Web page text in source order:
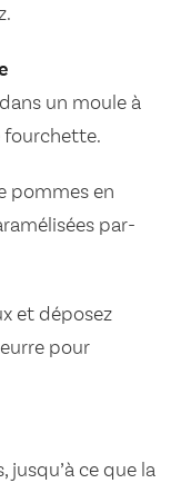
un moule à
fourchette.
pommes en
par-
et déposez
pour
jusqu’à ce que la